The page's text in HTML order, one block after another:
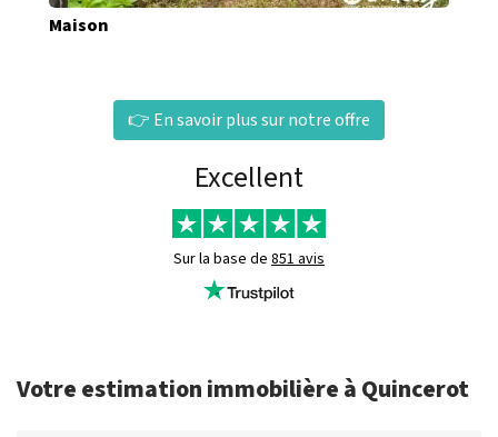
Maison
👉 En savoir plus sur notre offre
Excellent
Sur la base de 851 avis
Votre estimation immobilière à Quincerot